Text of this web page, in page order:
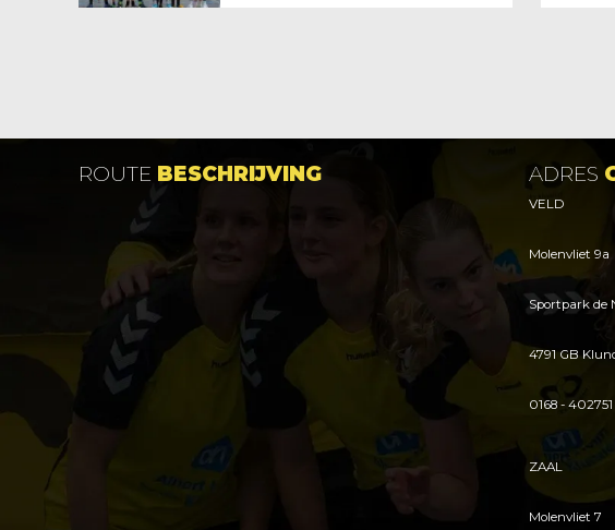
ROUTE BESCHRIJVING ADRES
VELD
Molenvliet 9a
Sportpark de
4791 GB
0168 - 402751
ZAAL
Molenvliet 7